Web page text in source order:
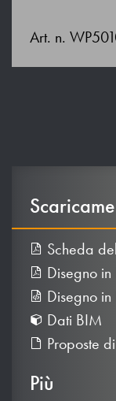
Art. n.
Scheda
Disegno in
Disegno in
Dati BIM
Proposte
Più